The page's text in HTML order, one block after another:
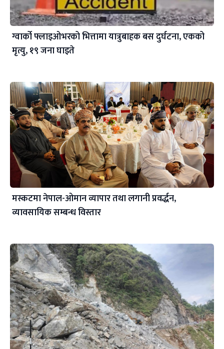
ग्वार्को फ्लाइओभरको भित्तामा यात्रुबाहक बस दुर्घटना, एकको
मृत्यु, १९ जना घाइते
मस्कटमा नेपाल-ओमान व्यापार तथा लगानी प्रवर्द्धन,
व्यावसायिक सम्बन्ध विस्तार